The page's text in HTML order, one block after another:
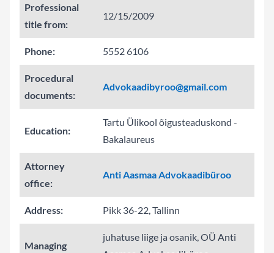
Professional
title from:
12/15/2009
Phone: 5552 6106
Procedural
documents:
Advokaadibyroo@gmail.com
Education:
Tartu Ülikool õigusteaduskond -
Bakalaureus
Attorney
office:
Anti Aasmaa Advokaadibüroo
Address: Pikk 36-22, Tallinn
Managing
juhatuse liige ja osanik, OÜ Anti